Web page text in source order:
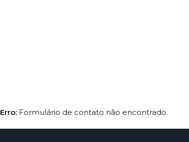
Erro: Formulário de contato não encontrado.